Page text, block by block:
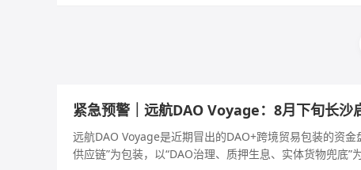
紧急预警｜远航DAO Voyage：8月下旬长沙
远航DAO Voyage是近期冒出的DAO+跨境贸易包装的资
供应链”为包装，以“DAO治理、质押生息、实体货物兜底”